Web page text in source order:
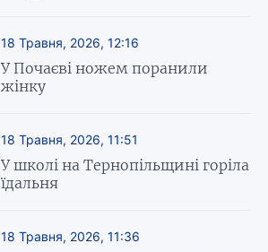
18 Травня, 2026, 12:16
У Почаєві ножем поранили
жінку
18 Травня, 2026, 11:51
У школі на Тернопільщині горіла
їдальня
18 Травня, 2026, 11:36